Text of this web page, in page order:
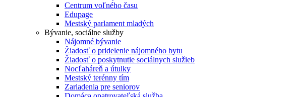
Centrum voľného času
Edupage
Mestský parlament mladých
Bývanie, sociálne služby
Nájomné bývanie
Žiadosť o pridelenie nájomného bytu
Žiadosť o poskytnutie sociálnych služieb
Nocľaháreň a útulky
Mestský terénny tím
Zariadenia pre seniorov